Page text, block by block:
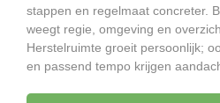
stappen en regelmaat concreter.
weegt regie, omgeving en
Herstelruimte groeit persoonlijk;
en passend tempo krijgen